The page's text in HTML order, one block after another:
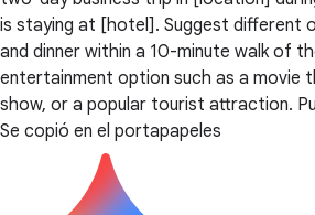
is staying at [hotel]. Suggest different
and dinner within a 10-minute walk of
entertainment option such as a movie
show, or a popular tourist attraction.
Se copió en el portapapeles